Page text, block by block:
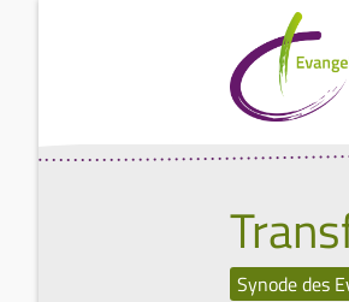
Synode des